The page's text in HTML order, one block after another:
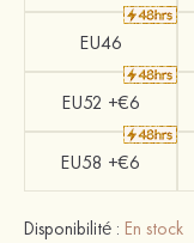
EU46
EU52 +€6
EU58 +€6
Disponibilité : En stock